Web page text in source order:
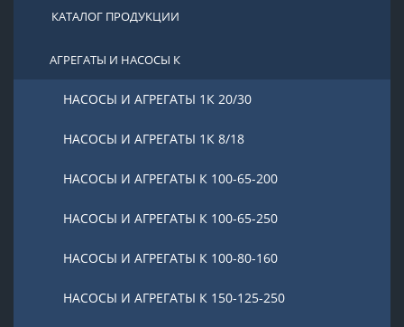
КАТАЛОГ ПРОДУКЦИИ
АГРЕГАТЫ И НАСОСЫ К
НАСОСЫ И АГРЕГАТЫ 1К 20/30
НАСОСЫ И АГРЕГАТЫ 1К 8/18
НАСОСЫ И АГРЕГАТЫ К 100-65-200
НАСОСЫ И АГРЕГАТЫ К 100-65-250
НАСОСЫ И АГРЕГАТЫ К 100-80-160
НАСОСЫ И АГРЕГАТЫ К 150-125-250